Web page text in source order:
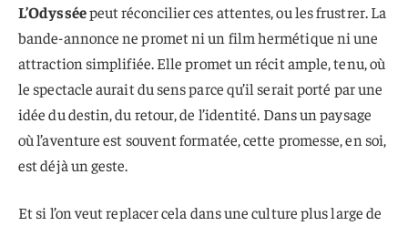
L’Odysséepeut réconcilier ces attentes, ou les frustrer. La
bande-annonce ne promet ni un film hermétique ni une
attraction simplifiée. Elle promet un récit ample, tenu, où
le spectacle aurait du sens parce qu’il serait porté par une
idée du destin, du retour, de l’identité. Dans un paysage
où l’aventure est souvent formatée, cette promesse, en soi,
est déjà un geste.
Et si l’on veut replacer cela dans une culture plus large de